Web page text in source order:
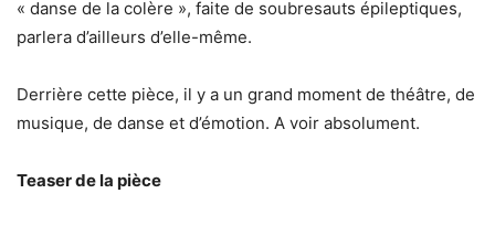
« danse de la colère », faite de soubresauts épileptiques,
parlera d’ailleurs d’elle-même.
Derrière cette pièce, il y a un grand moment de théâtre, de
musique, de danse et d’émotion. A voir absolument.
Teaser de la pièce